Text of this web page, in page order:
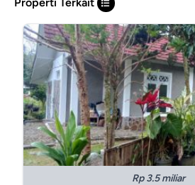
Rp 3.5 miliar